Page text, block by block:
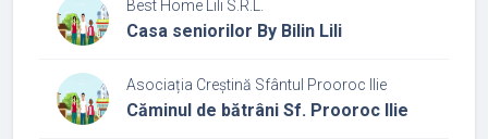
Best Home Lili S.R.L.
Casa seniorilor By Bilin Lili
Asociația Creștină Sfântul Prooroc Ilie
Căminul de bătrâni Sf. Prooroc Ilie